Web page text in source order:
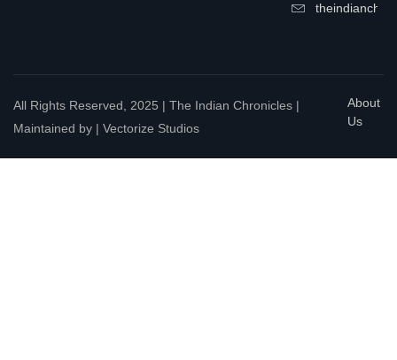
All Rights Reserved, 2025 | The Indian Chronicles |
Maintained by | Vectorize Studios
About
Us